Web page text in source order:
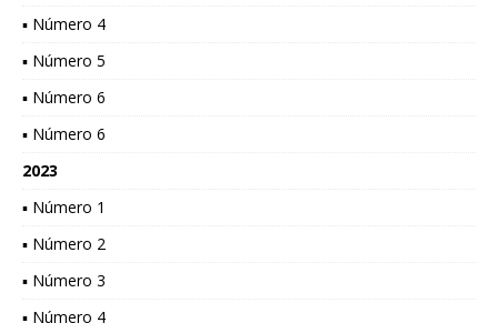
▪ Número 4
▪ Número 5
▪ Número 6
▪ Número 6
2023
▪ Número 1
▪ Número 2
▪ Número 3
▪ Número 4